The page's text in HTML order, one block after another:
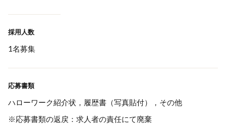
採用人数
1名募集
応募書類
ハローワーク紹介状，履歴書（写真貼付），その他
※応募書類の返戻：求人者の責任にて廃棄